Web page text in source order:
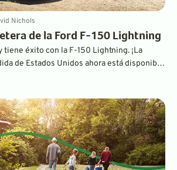
Nichols
de la Ford F-150 Lightning
tiene éxito con la F-150 Lightning. ¡La
de Estados Unidos ahora está disponible